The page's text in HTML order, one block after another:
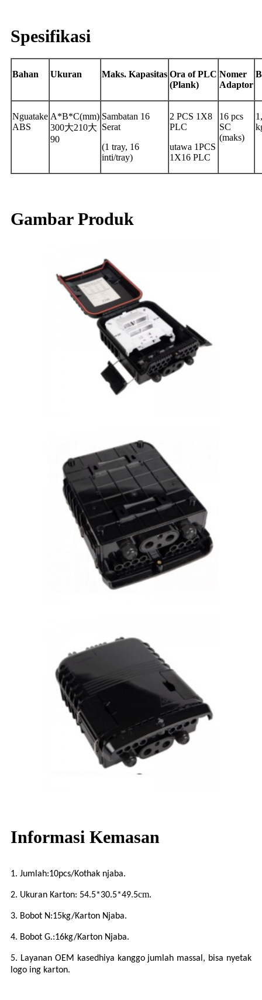
Spesifikasi
Bahan Ukuran Maks. Kapasitas Ora of PLC
(Plank)
Nomer
Adaptor
Nguatake
ABS
A*B*C(mm)
300大210大
90
Sambatan 16
Serat
(1 tray, 16
inti/tray)
2 PCS 1X8
PLC
utawa 1PCS
1X16 PLC
16 pcs
SC
(maks)
Gambar Produk
Informasi Kemasan
1. Jumlah:10pcs/Kothak njaba.
2. Ukuran Karton: 54.5*30.5*49.5cm.
3. Bobot N:15kg/Karton Njaba.
4. Bobot G.:16kg/Karton Njaba.
5. Layanan OEM kasedhiya kanggo jumlah massal, bisa nyetak
logo ing karton.